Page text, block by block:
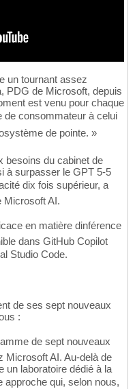
un tournant assez
PDG de Microsoft, depuis
est venu pour chaque
de consommateur à celui
de pointe. »
besoins du cabinet de
à surpasser le GPT 5-5
dix fois supérieur, a
Microsoft AI.
en matière dinférence
dans GitHub Copilot
Studio Code.
de ses sept nouveaux
:
de sept nouveaux
Microsoft AI. Au-delà de
un laboratoire dédié à la
approche qui, selon nous,